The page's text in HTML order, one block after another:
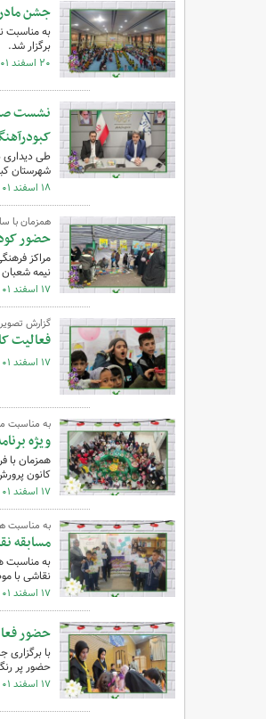
جشن
به مناسبت
برگزار شد.
۲۰ اسفند ۰۱ - ۰۰:۳۹
نشست
طی دیداری
شهرستان
۱۸ اسفند ۰۱ - ۱۳:۳۲
همزمان با
حضور
مراکز
نیمه شعبان
۱۷ اسفند ۰۱ - ۲۳:۱۳
گزارش
فعالیت
۱۷ اسفند ۰۱ - ۲۲:۳۹
به مناسبت
ویژه
همزمان با
کانون
۱۷ اسفند ۰۱ - ۰۱:۱۰
به مناسبت
مسابقه
به مناسبت
نقاشی با
۱۷ اسفند ۰۱ - ۰۰:۵۱
حضور
با
حضور پر
۱۷ اسفند ۰۱ - ۰۰:۲۰